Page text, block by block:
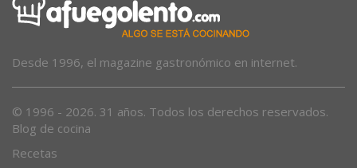
Desde 1996, el magazine gastronómico en internet.
© 1996 - 2026. 31 años. Todos los derechos reservados.
Blog de cocina
Recetas